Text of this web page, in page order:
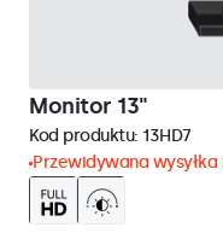
Monitor 13"
Kod produktu: 13HD7
Przewidywana wysyłka